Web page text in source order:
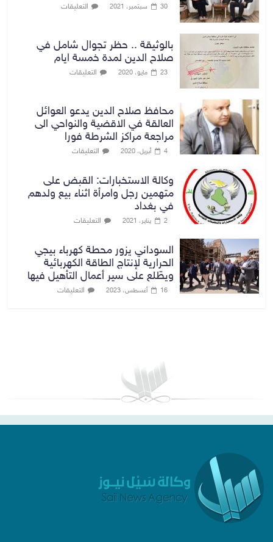
30 سبتمبر، 2021 التعليقات
بالوثيقة .. حظر تجوال شامل في
صلاح الدين لمدة خمسة ايام
23 مايو، 2020 التعليقات
محافظ صلاح الدين يدعو العوائل
العالقة في الاقضية والنواحي الى
مراجعة مراكز الشرطة فورا
4 أبريل، 2020 التعليقات
وكالة الاستخبارات: القبض على
متهمين رجل وامرأة اثناء بيع ولدهم
في بغداد
2 يناير، 2021 التعليقات
السوداني يزور محطة كهرباء بيجي
الحرارية لإنتاج الطاقة الكهربائية
ويطّلع على سير أعمال التأهيل فيها
16 أغسطس، 2023 التعليقات